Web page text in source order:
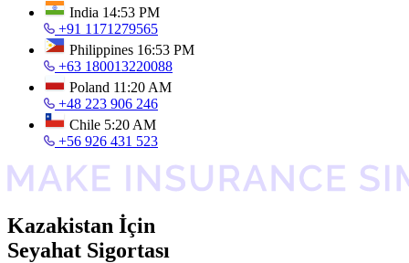
India 14:53 PM
+91 1171279565
Philippines 16:53 PM
+63 180013220088
Poland 11:20 AM
+48 223 906 246
Chile 5:20 AM
+56 926 431 523
Kazakistan İçin
Seyahat Sigortası